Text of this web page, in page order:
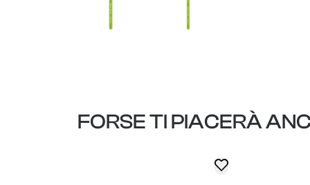
FORSE TI PIACERÀ